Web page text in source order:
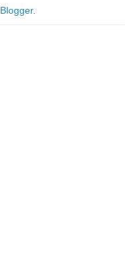
Blogger.